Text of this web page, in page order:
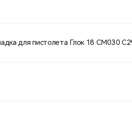
для пистолета Глок 18 СМ030